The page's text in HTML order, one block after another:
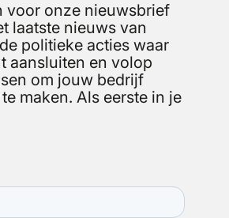
voor onze nieuwsbrief
laatste nieuws van
politieke acties waar
aansluiten en volop
om jouw bedrijf
maken. Als eerste in je